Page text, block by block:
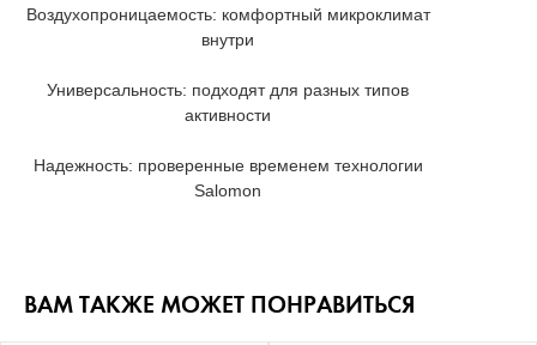
Воздухопроницаемость: комфортный микроклимат
внутри
Универсальность: подходят для разных типов
активности
Надежность: проверенные временем технологии
Salomon
ВАМ ТАКЖЕ МОЖЕТ ПОНРАВИТЬСЯ